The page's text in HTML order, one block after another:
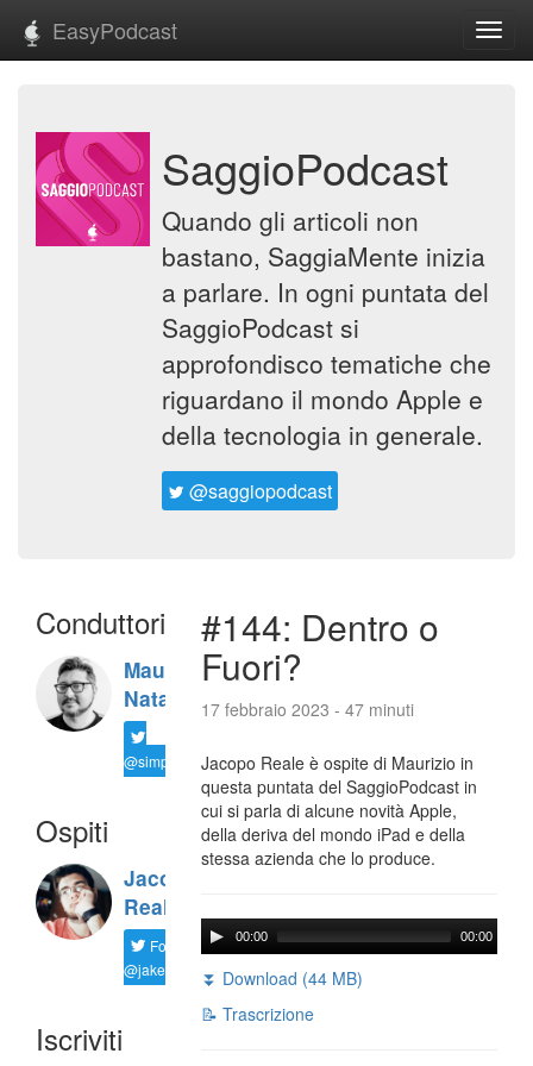
EasyPodcast
SaggioPodcast
Quando gli articoli non
bastano, SaggiaMente inizia
a parlare. In ogni puntata del
SaggioPodcast si
approfondisco tematiche che
riguardano il mondo Apple e
della tecnologia in generale.
@saggiopodcast
Conduttori
Maurizio
Natali
@simplemal
Ospiti
Jacopo
Reale
Follow
@jakereale
Iscriviti
#144: Dentro o
Fuori?
17 febbraio 2023 - 47 minuti
Jacopo Reale è ospite di Maurizio in
questa puntata del SaggioPodcast in
cui si parla di alcune novità Apple,
della deriva del mondo iPad e della
stessa azienda che lo produce.
00:00 00:00
⏬ Download (44 MB)
📝 Trascrizione